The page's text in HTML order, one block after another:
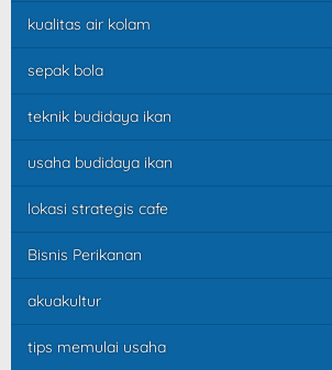
kualitas air kolam
sepak bola
teknik budidaya ikan
usaha budidaya ikan
lokasi strategis cafe
Bisnis Perikanan
akuakultur
tips memulai usaha